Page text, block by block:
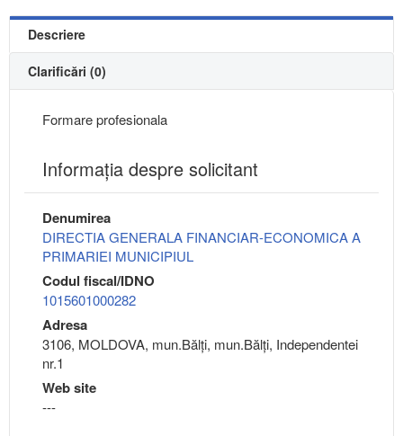
Descriere
Clarificări (0)
Formare profesionala
Informaţia despre solicitant
Denumirea
DIRECTIA GENERALA FINANCIAR-ECONOMICA A
PRIMARIEI MUNICIPIUL
Codul fiscal/IDNO
1015601000282
Adresa
3106, MOLDOVA, mun.Bălţi, mun.Bălţi, Independentei
nr.1
Web site
---